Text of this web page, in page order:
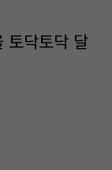
토닥토닥 달